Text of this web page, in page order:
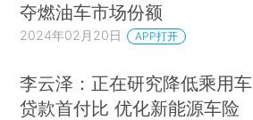
夺燃油车市场份额
2024年02月20日 APP打开
李云泽：正在研究降低乘用车
贷款首付比 优化新能源车险